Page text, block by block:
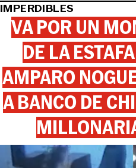
IMPERDIBLES
VA POR UN
DE LA
AMPARO
A BANCO DE